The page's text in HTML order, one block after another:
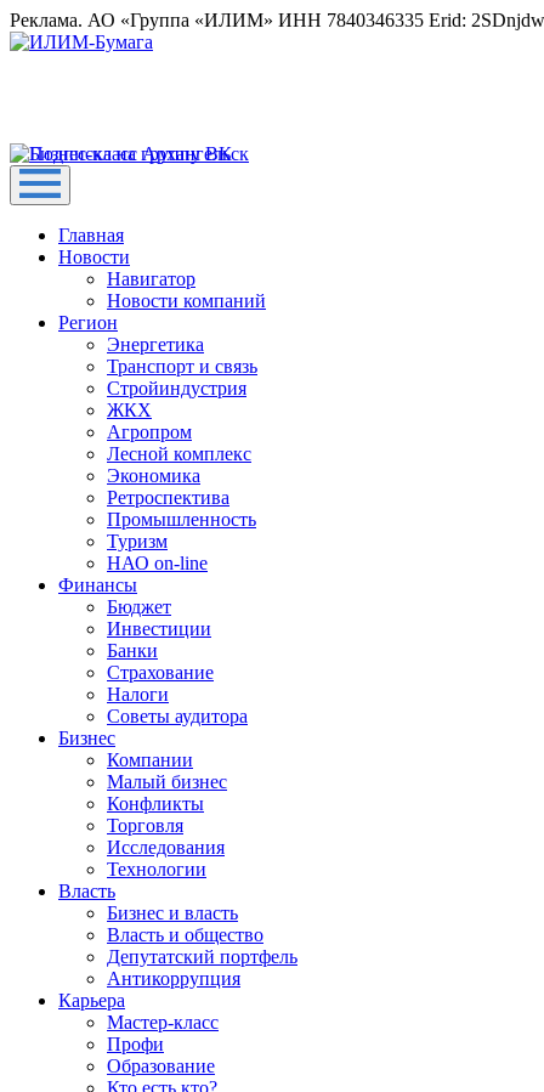
Реклама. АО «Группа «ИЛИМ» ИНН 7840346335 Erid:
Главная
Новости
Навигатор
Новости компаний
Регион
Энергетика
Транспорт и связь
Стройиндустрия
ЖКХ
Агропром
Лесной комплекс
Экономика
Ретроспектива
Промышленность
Туризм
НАО on-line
Финансы
Бюджет
Инвестиции
Банки
Страхование
Налоги
Советы аудитора
Бизнес
Компании
Малый бизнес
Конфликты
Торговля
Исследования
Технологии
Власть
Бизнес и власть
Власть и общество
Депутатский портфель
Антикоррупция
Карьера
Мастер-класс
Профи
Образование
Кто есть кто?